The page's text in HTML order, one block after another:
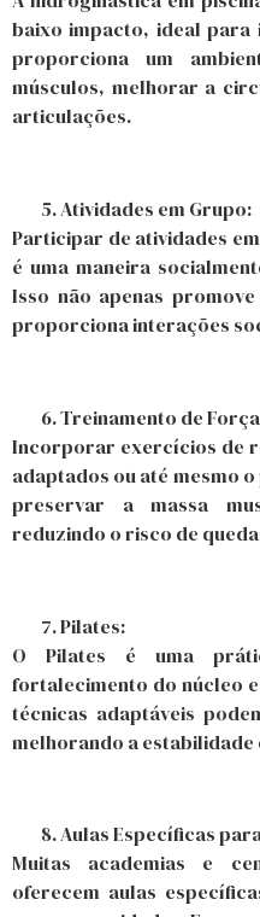
baixo impacto, ideal para
proporciona um
músculos, melhorar a
articulações.
Atividades em Grupo:
Participar de atividades
é uma maneira
Isso não apenas
proporciona interações
Treinamento de
Incorporar exercícios de
adaptados ou até mesmo
preservar a massa
reduzindo o risco de
Pilates:
O Pilates é uma
fortalecimento do núcleo
técnicas adaptáveis
melhorando a estabilidade
Aulas Específicas
Muitas academias e
oferecem aulas